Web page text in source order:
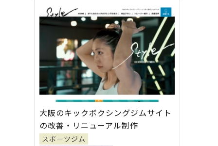
大阪のキックボクシングジムサイト
の改善・リニューアル制作
スポーツジム